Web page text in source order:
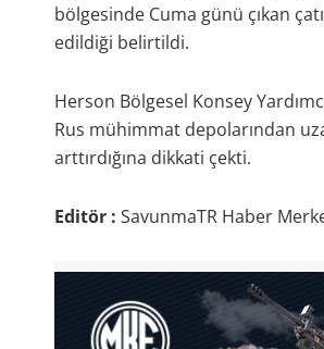
bölgesinde Cuma günü çıkan
edildiği belirtildi.
Herson Bölgesel Konsey
Rus mühimmat depolarından
arttırdığına dikkati çekti.
Editör : SavunmaTR Haber